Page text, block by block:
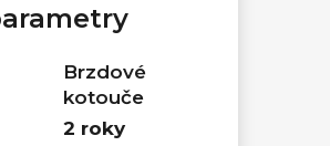
Brzdové
kotouče
2 roky